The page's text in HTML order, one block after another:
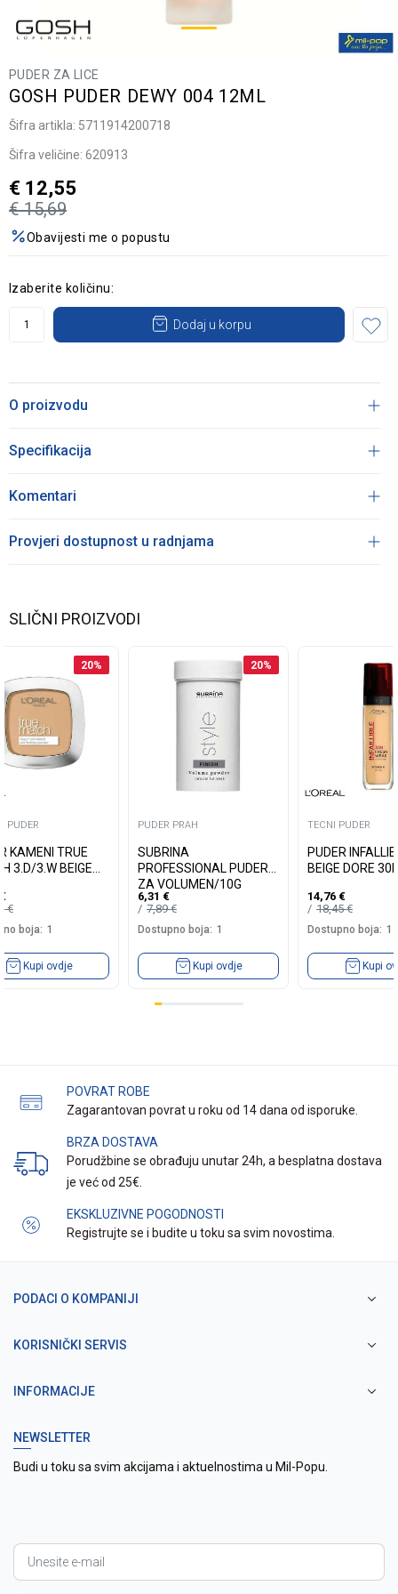
PUDER ZA LICE
GOSH PUDER DEWY 004 12ML
Šifra artikla: 5711914200718
Šifra veličine: 620913
€ 15,69
€ 12,55
Obavijesti me o popustu
Izaberite količinu:
Dodaj u korpu
O proizvodu
Specifikacija
Komentari
Provjeri dostupnost u radnjama
SLIČNI PROIZVODI
20%
PUDER
KAMENI TRUE
3.D/3.W BEIGE
€
€
boja: 1
Kupi ovdje
20%
PUDER PRAH
SUBRINA
PROFESSIONAL PUDER
ZA VOLUMEN/10G
6,31 €
7,89€
Dostupno boja: 1
Kupi ovdje
TECNI PUDER
PUDER
BEIGE DORE
14,76 €
18,45€
Dostupno boja: 1
Kupi
POVRAT ROBE
Zagarantovan povrat u roku od 14 dana od isporuke.
BRZA DOSTAVA
Porudžbine se obrađuju unutar 24h, a besplatna dostava
je već od 25€.
EKSKLUZIVNE POGODNOSTI
Registrujte se i budite u toku sa svim novostima.
PODACI O KOMPANIJI
KORISNIČKI SERVIS
INFORMACIJE
NEWSLETTER
Budi u toku sa svim akcijama i aktuelnostima u Mil-Popu.